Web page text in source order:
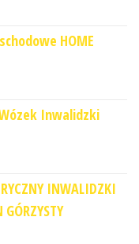
HOME
Inwalidzki
INWALIDZKI
GÓRZYSTY